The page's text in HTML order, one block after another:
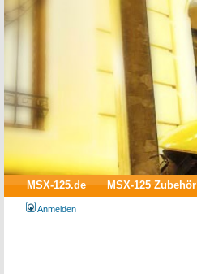
MSX-125.de MSX-125 Zubehör
Anmelden